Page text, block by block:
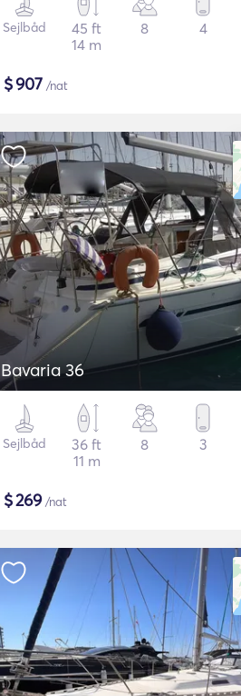
Sejlbåd
45 ft
14 m
8 4
$907 /nat
Bavaria 36
Sejlbåd
36 ft
11 m
8 3
$269/nat